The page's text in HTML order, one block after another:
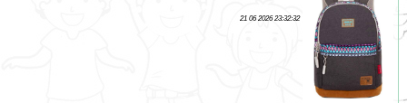
21 06 2026 23:32:32